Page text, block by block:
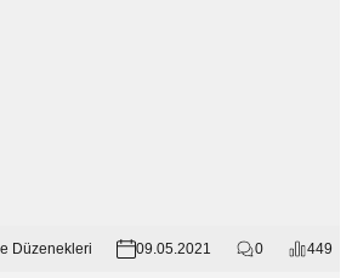
Düzenekleri 09.05.2021 0 449